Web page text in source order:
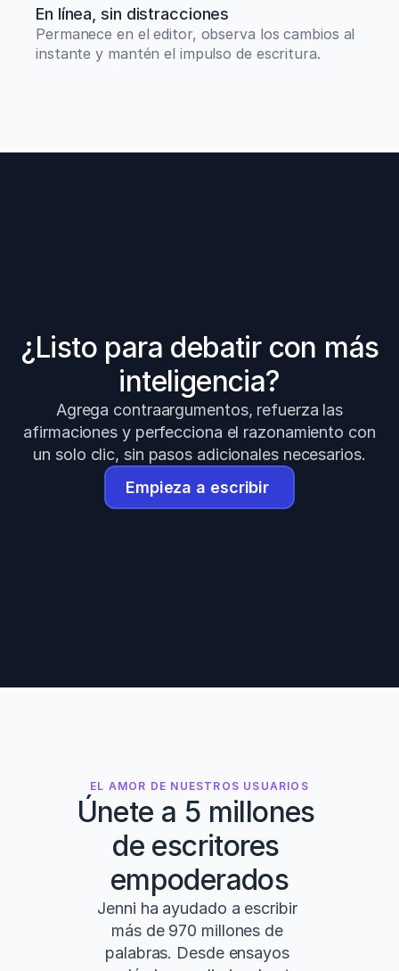
En línea, sin distracciones
Permanece en el editor, observa los cambios al
instante y mantén el impulso de escritura.
¿Listo para debatir con más
inteligencia?
Agrega contraargumentos, refuerza las
afirmaciones y perfecciona el razonamiento con
un solo clic, sin pasos adicionales necesarios.
Empieza a escribir
EL AMOR DE NUESTROS USUARIOS
Únete a 5 millones
de escritores
empoderados
Jenni ha ayudado a escribir
más de 970 millones de
palabras. Desde ensayos